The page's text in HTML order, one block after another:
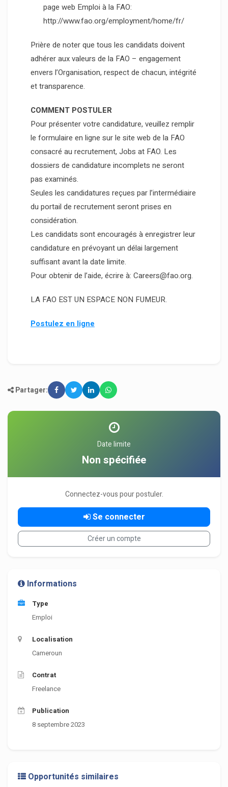
page web Emploi à la FAO:
http://www.fao.org/employment/home/fr/
Prière de noter que tous les candidats doivent
adhérer aux valeurs de la FAO – engagement
envers l’Organisation, respect de chacun, intégrité
et transparence.
COMMENT POSTULER
Pour présenter votre candidature, veuillez remplir
le formulaire en ligne sur le site web de la FAO
consacré au recrutement, Jobs at FAO. Les
dossiers de candidature incomplets ne seront
pas examinés.
Seules les candidatures reçues par l’intermédiaire
du portail de recrutement seront prises en
considération.
Les candidats sont encouragés à enregistrer leur
candidature en prévoyant un délai largement
suffisant avant la date limite.
Pour obtenir de l’aide, écrire à: Careers@fao.org.
LA FAO EST UN ESPACE NON FUMEUR.
Postulez en ligne
Partager:
Date limite
Non spécifiée
Connectez-vous pour postuler.
Se connecter
Créer un compte
Informations
Type
Emploi
Localisation
Cameroun
Contrat
Freelance
Publication
8 septembre 2023
Opportunités similaires